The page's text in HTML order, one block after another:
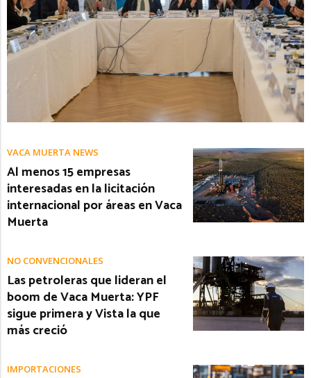
VACA MUERTA NEWS
Al menos 15 empresas
interesadas en la licitación
internacional por áreas en Vaca
Muerta
NO CONVENCIONALES
Las petroleras que lideran el
boom de Vaca Muerta: YPF
sigue primera y Vista la que
más creció
IMPORTACIONES